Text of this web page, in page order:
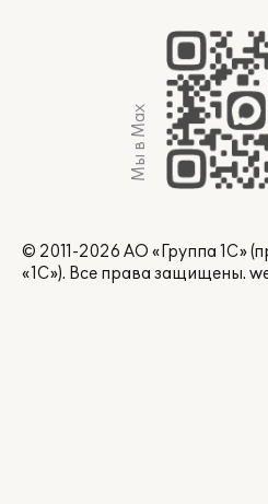
Мы в Max
© 2011-2026 АО «Группа 1С»
«1С»). Все права защищены.